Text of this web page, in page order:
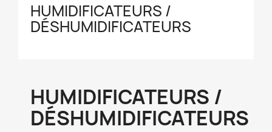
HUMIDIFICATEURS /
DÉSHUMIDIFICATEURS
HUMIDIFICATEURS /
DÉSHUMIDIFICATEURS